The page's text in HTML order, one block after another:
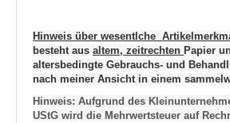
Hinweis über wesentlche
besteht aus altem, zeitrechten Papier
altersbedingte Gebrauchs- und
nach meiner Ansicht in einem
Hinweis: Aufgrund des
UStG wird die Mehrwertsteuer auf